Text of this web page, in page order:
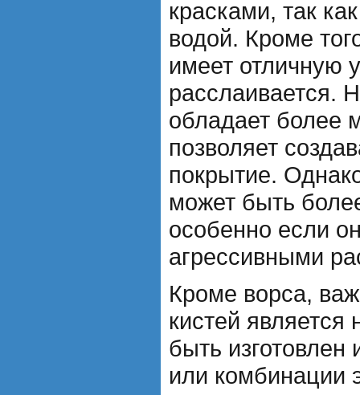
красками, так
водой. Кроме
имеет отличную
расслаивается.
обладает более
позволяет
покрытие.
может быть
особенно если
агрессивными
Кроме ворса,
кистей
быть изготовлен
или комбинации